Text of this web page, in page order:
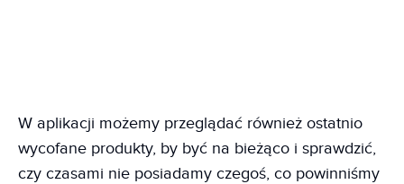
W aplikacji możemy przeglądać również ostatnio
wycofane produkty, by być na bieżąco i sprawdzić,
czy czasami nie posiadamy czegoś, co powinniśmy